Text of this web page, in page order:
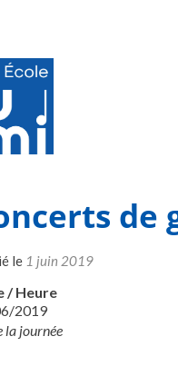
de
le 1 juin 2019
/ Heure
2019
la journée